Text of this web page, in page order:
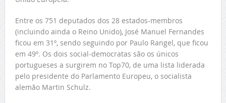
Entre os 751 deputados dos 28 estados-membros
(incluindo ainda o Reino Unido), José Manuel Fernandes
ficou em 31º, sendo seguindo por Paulo Rangel, que ficou
em 49º. Os dois social-democratas são os únicos
portugueses a surgirem no Top70, de uma lista liderada
pelo presidente do Parlamento Europeu, o socialista
alemão Martin Schulz.